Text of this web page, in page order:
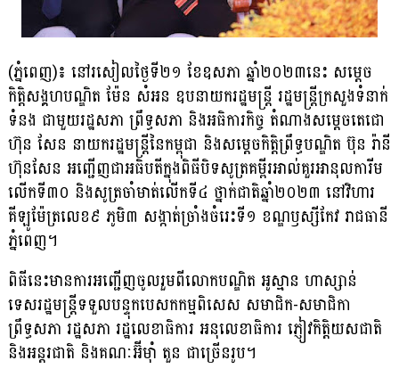
(ភ្នំពេញ)៖ នៅរសៀលថ្ងៃទី២១ ខែឧសភា ឆ្នាំ២០២៣នេះ សម្តេច
កិត្តិសង្គហបណ្ឌិត ម៉ែន សំអន ឧបនាយករដ្ឋមន្ត្រី រដ្ឋមន្ត្រីក្រសួងទំនាក់
ទំនង ជាមួយរដ្ឋសភា ព្រឹទ្ធសភា និងអធិការកិច្ច តំណាងសម្ដេចតេជោ
ហ៊ុន សែន នាយករដ្ឋមន្រ្តីនៃកម្ពុជា និងសម្តេចកិត្តិព្រឹទ្ធបណ្ឌិត ប៊ុន រ៉ានី
ហ៊ុនសែន អញ្ជើញជាអធិបតីក្នុងពិធីបិទសូត្រគម្ពីរអាល់គួរអានុលការីម
លើកទី៣០ និងសូត្រចាំមាត់លើកទី៤ ថ្នាក់ជាតិឆ្នាំ២០២៣ នៅវិហារ
គីឡូម៉ែត្រលេខ៩ ភូមិ៣ សង្កាត់ច្រាំងចំរេះទី១ ខណ្ឌឫស្សីកែវ រាជធានី
ភ្នំពេញ។
ពិធីនេះមានការអញ្ជើញចូលរួមពីលោកបណ្ឌិត អូស្មាន ហាស្សាន់
ទេសរដ្ឋមន្ត្រីទទួលបន្ទុកបេសកកម្មពិសេស សមាជិក-សមាជិកា
ព្រឹទ្ធសភា រដ្ឋសភា រដ្ឋលេខាធិការ អនុលេខាធិការ ភ្ញៀវកិត្តិយសជាតិ
និងអន្តរជាតិ និងគណៈអ៊ីម៉ាំ តួន ជាច្រើនរូប។